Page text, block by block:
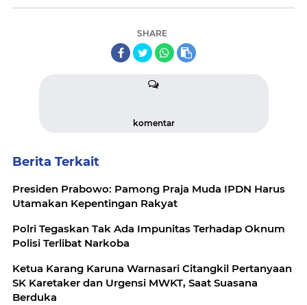
SHARE
komentar
Berita Terkait
Presiden Prabowo: Pamong Praja Muda IPDN Harus
Utamakan Kepentingan Rakyat
Polri Tegaskan Tak Ada Impunitas Terhadap Oknum
Polisi Terlibat Narkoba
Ketua Karang Karuna Warnasari Citangkil Pertanyaan
SK Karetaker dan Urgensi MWKT, Saat Suasana
Berduka